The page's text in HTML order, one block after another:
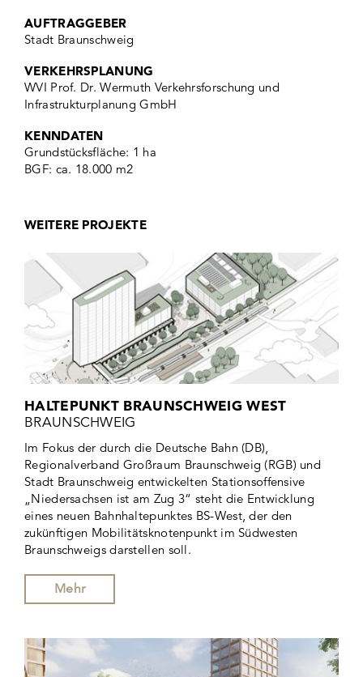
AUFTRAGGEBER
Stadt Braunschweig
VERKEHRSPLANUNG
WVI Prof. Dr. Wermuth Verkehrsforschung und
Infrastrukturplanung GmbH
KENNDATEN
Grundstücksfläche: 1 ha
BGF: ca. 18.000 m2
WEITERE PROJEKTE
HALTEPUNKT BRAUNSCHWEIG WEST
BRAUNSCHWEIG
Im Fokus der durch die Deutsche Bahn (DB),
Regionalverband Großraum Braunschweig (RGB) und
Stadt Braunschweig entwickelten Stationsoffensive
„Niedersachsen ist am Zug 3“ steht die Entwicklung
eines neuen Bahnhaltepunktes BS-West, der den
zukünftigen Mobilitätsknotenpunkt im Südwesten
Braunschweigs darstellen soll.
Mehr